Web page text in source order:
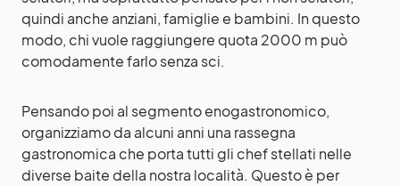
quindi anche anziani, famiglie e bambini. In questo
modo, chi vuole raggiungere quota 2000 m può
comodamente farlo senza sci.
Pensando poi al segmento enogastronomico,
organizziamo da alcuni anni una rassegna
gastronomica che porta tutti gli chef stellati nelle
diverse baite della nostra località. Questo è per